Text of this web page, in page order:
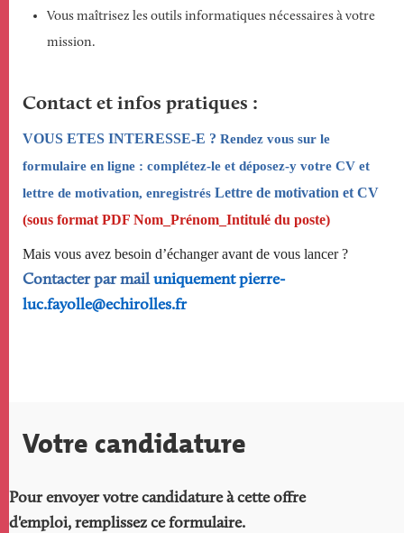
Vous maîtrisez les outils informatiques nécessaires à votre
mission.
Contact et infos pratiques
VOUS ETES INTERESSE-E ? Rendez vous sur le
formulaire en ligne : complétez-le et déposez-y votre CV et
lettre de motivation, enregistrés Lettre de motivation et CV
(sous format PDF Nom_Prénom_Intitulé du poste)
Mais vous avez besoin d’échanger avant de vous lancer ?
Contacter par mailuniquementpierre-
luc.fayolle@echirolles.fr
Votre candidature
Pour envoyer votre candidature à cette offre
d'emploi, remplissez ce formulaire.